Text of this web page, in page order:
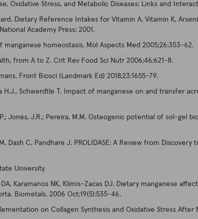
Stress, and Metabolic Diseases: Links and
Reference Intakes for Vitamin A, Vitamin K,
Academy Press; 2001.
homeostasis. Mol Aspects Med 2005;26:353-62.
A to Z. Crit Rev Food Sci Nutr 2006;46:621-8.
Front Biosci (Landmark Ed) 2018;23:1655-79.
H.J., Schwerdtle T. Impact of manganese on and transfer
Jones, J.R.; Pereira, M.M. Osteogenic potential of sol-gel
Dash C, Pandhare J. PROLIDASE: A Review from
University
Karamanos NK, Klimis-Zacas DJ. Dietary manganese
Biometals. 2006 Oct;19(5):535-46.
on Collagen Synthesis and Oxidative Stress